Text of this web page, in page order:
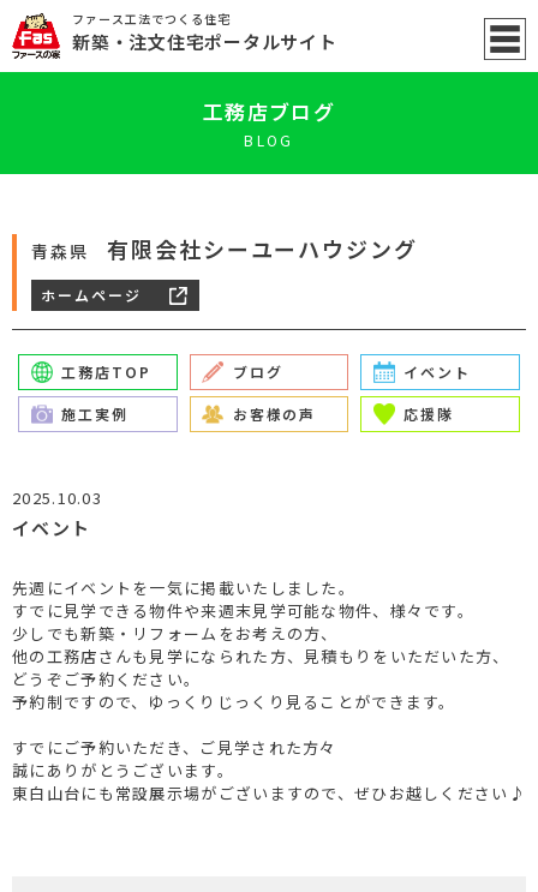
ファース工法でつくる住宅
新築 ・注文住宅ポータルサイト
工務店ブログ
BLOG
青森県 有限会社シーユーハウジング
ホームページ
工務店TOP ブログ イベント
施工実例 お客様の声 応援隊
2025.10.03
イベント
先週にイベントを一気に掲載いたしました。
すでに見学できる物件や来週末見学可能な物件、様々です。
少しでも新築・リフォームをお考えの方、
他の工務店さんも見学になられた方、見積もりをいただいた方、
どうぞご予約ください。
予約制ですので、ゆっくりじっくり見ることができます。
すでにご予約いただき、ご見学された方々
誠にありがとうございます。
東白山台にも常設展示場がございますので、ぜひお越しください♪